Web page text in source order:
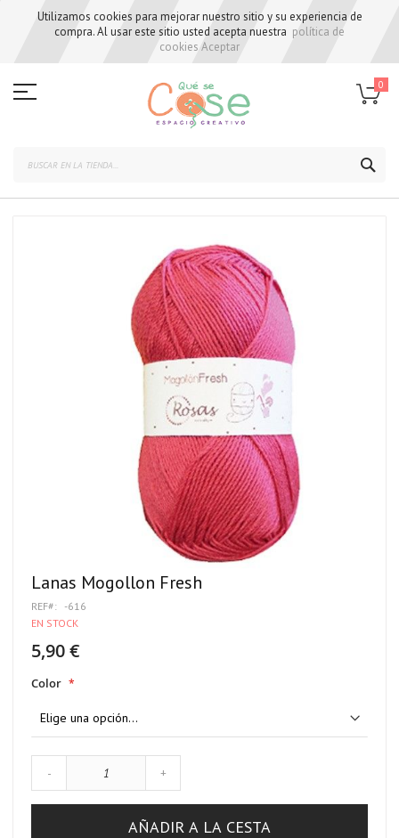
Utilizamos cookies para mejorar nuestro sitio y su experiencia de
compra. Al usar este sitio usted acepta nuestra política de
cookies Aceptar
to
Content
0
Lanas Mogollon Fresh
REF
-616
EN STOCK
5,90 €
Color
- +
AÑADIR A LA CESTA